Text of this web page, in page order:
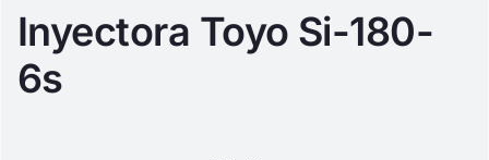
Inyectora Toyo Si-180-
6s